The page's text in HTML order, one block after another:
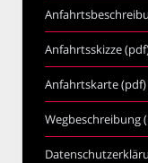
Anfahrtsskizze
Anfahrtskarte (pdf)
Wegbeschreibung